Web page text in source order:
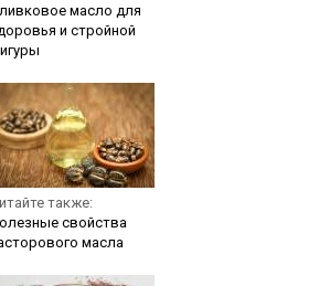
масло для
и стройной
также:
свойства
масла